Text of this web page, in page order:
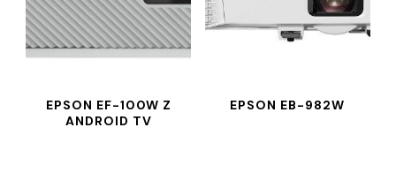
EPSON EF-100W Z
ANDROID TV
EPSON EB-982W